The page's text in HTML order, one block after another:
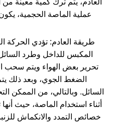
العادم، يتم ترك كمية معينة
عملية الماصة الحجمية،
طريقة العادم: تؤدي الحركة
المكبس للداخل وطرد
تحرير بعض الهواء ويتم سحب
الضغط الجوي، وبعد ذلك
السائل. وبالتالي، من الممكن
أثناء استخدام الماصة، حيث
خصائص التمدد والانكماش